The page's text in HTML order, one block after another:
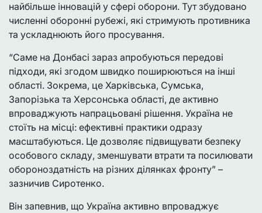
найбільше інновацій у сфері оборони. Тут збудовано
численні оборонні рубежі, які стримують противника
та ускладнюють його просування.
“Саме на Донбасі зараз апробуються передові
підходи, які згодом швидко поширюються на інші
області. Зокрема, це Харківська, Сумська,
Запорізька та Херсонська області, де активно
впроваджують напрацьовані рішення. Україна не
стоїть на місці: ефективні практики одразу
масштабуються. Це дозволяє підвищувати безпеку
особового складу, зменшувати втрати та посилювати
обороноздатність на різних ділянках фронту” –
зазничив Сиротенко.
Він запевнив, що Україна активно впроваджує